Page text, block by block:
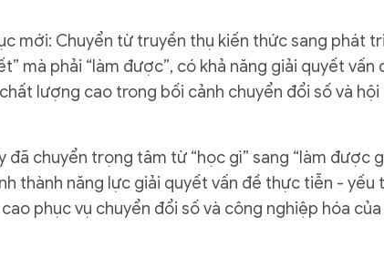
mới: Chuyển từ truyền thụ kiến thức sang phát
mà phải “làm được”, có khả năng giải quyết vấn
lượng cao trong bối cảnh chuyển đổi số và hội
chuyển trọng tâm từ “học gì” sang “làm được
thành năng lực giải quyết vấn đề thực tiễn - yếu
phục vụ chuyển đổi số và công nghiệp hóa của